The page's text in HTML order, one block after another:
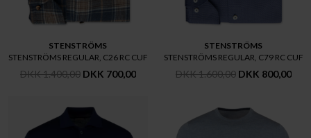
STENSTRÖMS
STENSTRÖMS REGULAR, C26 RC CUF
DKK 1.400,00 DKK 700,00
STENSTRÖMS
STENSTRÖMS REGULAR, C79 RC CUF
DKK 1.600,00 DKK 800,00